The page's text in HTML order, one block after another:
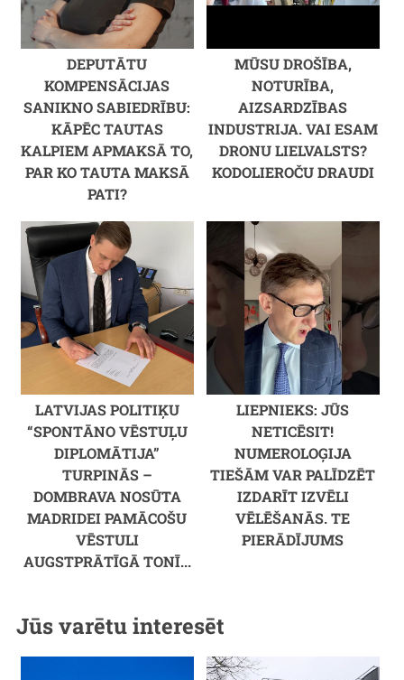
DEPUTĀTU
KOMPENSĀCIJAS
SANIKNO SABIEDRĪBU:
KĀPĒC TAUTAS
KALPIEM APMAKSĀ TO,
PAR KO TAUTA MAKSĀ
PATI?
MŪSU DROŠĪBA,
NOTURĪBA,
AIZSARDZĪBAS
INDUSTRIJA. VAI ESAM
DRONU LIELVALSTS?
KODOLIEROČU DRAUDI
LATVIJAS POLITIĶU
“SPONTĀNO VĒSTUĻU
DIPLOMĀTIJA”
TURPINĀS –
DOMBRAVA NOSŪTA
MADRIDEI PAMĀCOŠU
VĒSTULI
AUGSTPRĀTĪGĀ TONĪ...
LIEPNIEKS: JŪS
NETICĒSIT!
NUMEROLOĢIJA
TIEŠĀM VAR PALĪDZĒT
IZDARĪT IZVĒLI
VĒLĒŠANĀS. TE
PIERĀDĪJUMS
Jūs varētu interesēt